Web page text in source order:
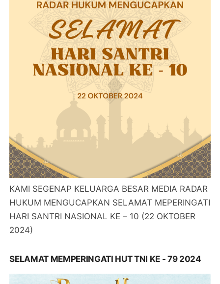
KAMI SEGENAP KELUARGA BESAR MEDIA RADAR
HUKUM MENGUCAPKAN SELAMAT MEPERINGATI
HARI SANTRI NASIONAL KE – 10 (22 OKTOBER
2024)
SELAMAT MEMPERINGATI HUT TNI KE - 79 2024